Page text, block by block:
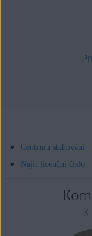
Centrum stahování
Najít licenční číslo